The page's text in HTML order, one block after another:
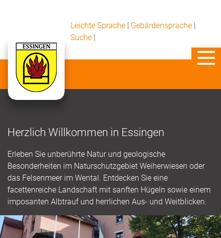
Leichte Sprache | Gebärdensprache |
Suche |
Herzlich Willkommen in Essingen
Erleben Sie unberührte Natur und geologische
Besonderheiten im Naturschutzgebiet Weiherwiesen oder
das Felsenmeer im Wental. Entdecken Sie eine
facettenreiche Landschaft mit sanften Hügeln sowie einem
imposanten Albtrauf und herrlichen Aus- und Weitblicken.